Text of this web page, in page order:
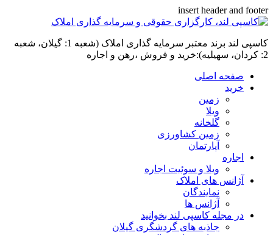
insert header and footer
کاسپی لند برند معتبر سرمایه گذاری املاک (شعبه 1: گیلان، شعبه
2: کردان، سهیلیه):خرید و فروش ،رهن و اجاره
صفحه اصلی
خرید
زمین
ویلا
گلخانه
زمین کشاورزی
آپارتمان
اجاره
ویلا و سوئیت اجاره
آژانس های املاک
نمایندگان
آژانس ها
در مجله کاسپی لند بخوانید
جاذبه های گردشگری گیلان